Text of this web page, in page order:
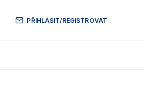
PŘIHLÁSIT/REGISTROVAT